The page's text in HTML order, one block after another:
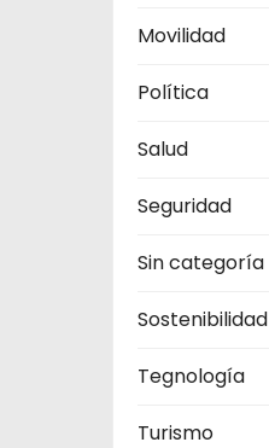
Movilidad
Política
Salud
Seguridad
Sin categoría
Sostenibilidad
Tegnología
Turismo